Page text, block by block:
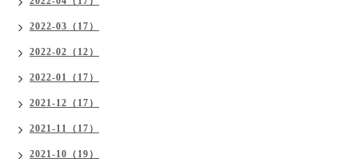
2022-03（17）
2022-02（12）
2022-01（17）
2021-12（17）
2021-11（17）
2021-10（19）